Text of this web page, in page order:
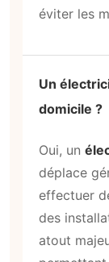
éviter les
Un
domicile ?
Oui, un
déplace
effectuer
des
atout